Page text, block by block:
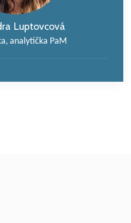
Luptovcová
analytička PaM